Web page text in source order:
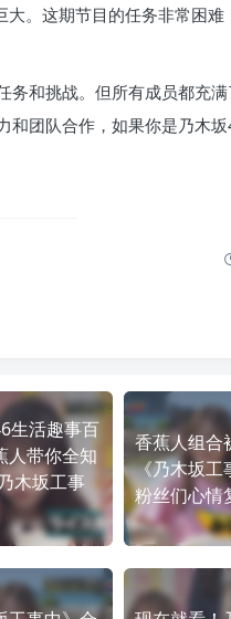
。这期节目的任务非常困难
务和挑战。但所有成员都充
和团队合作，如果你是乃木
生活趣事百
人带你全知
木坂工事
香蕉人组合
《乃木坂工
粉丝们心情